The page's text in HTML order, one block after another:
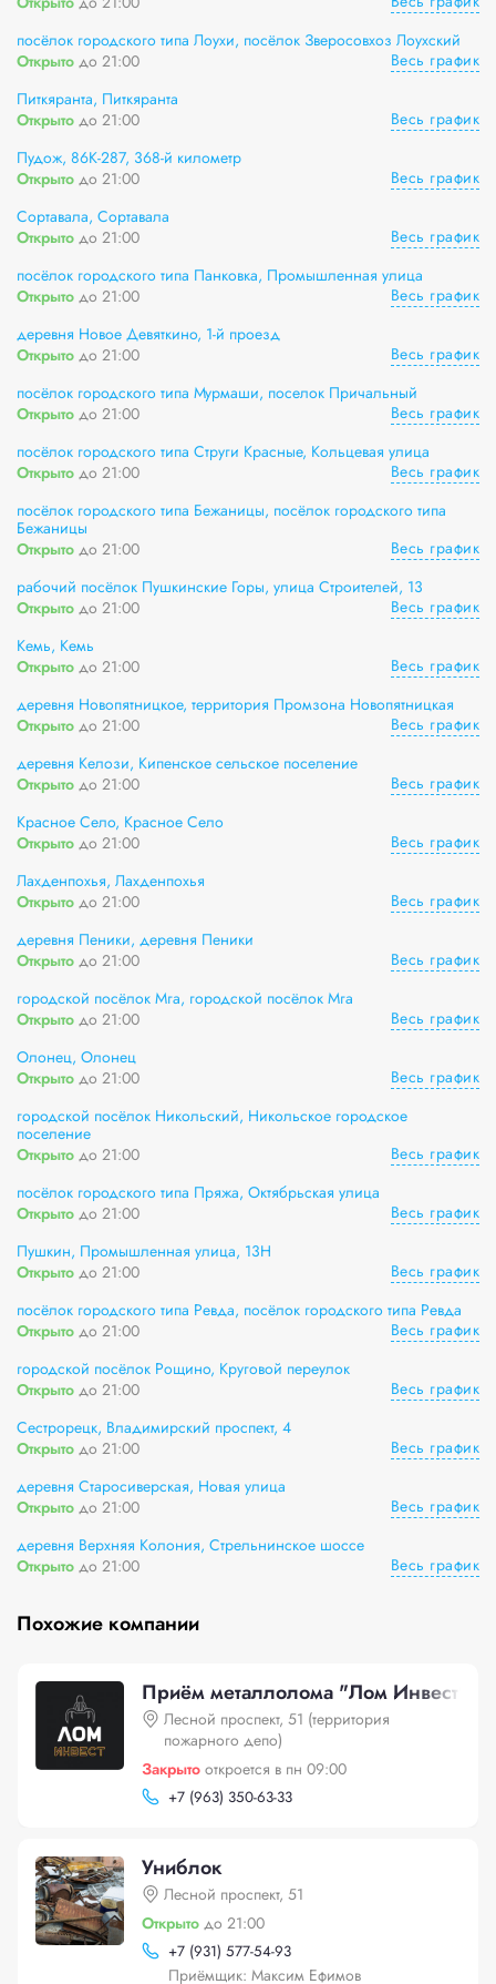
посёлок городского типа Лоухи, посёлок Зверосовхоз Лоухский
Открыто до 21:00
Весь график
Питкяранта, Питкяранта
Открыто до 21:00
Весь график
Пудож, 86К-287, 368-й километр
Открыто до 21:00
Весь график
Сортавала, Сортавала
Открыто до 21:00
Весь график
посёлок городского типа Панковка, Промышленная улица
Открыто до 21:00
Весь график
деревня Новое Девяткино, 1-й проезд
Открыто до 21:00
Весь график
посёлок городского типа Мурмаши, поселок Причальный
Открыто до 21:00
Весь график
посёлок городского типа Струги Красные, Кольцевая улица
Открыто до 21:00
Весь график
посёлок городского типа Бежаницы, посёлок городского типа
Бежаницы
Открыто до 21:00
Весь график
рабочий посёлок Пушкинские Горы, улица Строителей, 13
Открыто до 21:00
Весь график
Кемь, Кемь
Открыто до 21:00
Весь график
деревня Новопятницкое, территория Промзона Новопятницкая
Открыто до 21:00
Весь график
деревня Келози, Кипенское сельское поселение
Открыто до 21:00
Весь график
Красное Село, Красное Село
Открыто до 21:00
Весь график
Лахденпохья, Лахденпохья
Открыто до 21:00
Весь график
деревня Пеники, деревня Пеники
Открыто до 21:00
Весь график
городской посёлок Мга, городской посёлок Мга
Открыто до 21:00
Весь график
Олонец, Олонец
Открыто до 21:00
Весь график
городской посёлок Никольский, Никольское городское
поселение
Открыто до 21:00
Весь график
посёлок городского типа Пряжа, Октябрьская улица
Открыто до 21:00
Весь график
Пушкин, Промышленная улица, 13Н
Открыто до 21:00
Весь график
посёлок городского типа Ревда, посёлок городского типа Ревда
Открыто до 21:00
Весь график
городской посёлок Рощино, Круговой переулок
Открыто до 21:00
Весь график
Сестрорецк, Владимирский проспект, 4
Открыто до 21:00
Весь график
деревня Старосиверская, Новая улица
Открыто до 21:00
Весь график
деревня Верхняя Колония, Стрельнинское шоссе
Открыто до 21:00 Весь график
Похожие компании
Приём металлолома "Лом Инвест"
Лесной проспект, 51 (территория
пожарного депо)
Закрыто откроется в пн 09:00
+7 (963) 350-63-33
Униблок
Лесной проспект, 51
Открыто до 21:00
+7 (931) 577-54-93
Приёмщик: Максим Ефимов